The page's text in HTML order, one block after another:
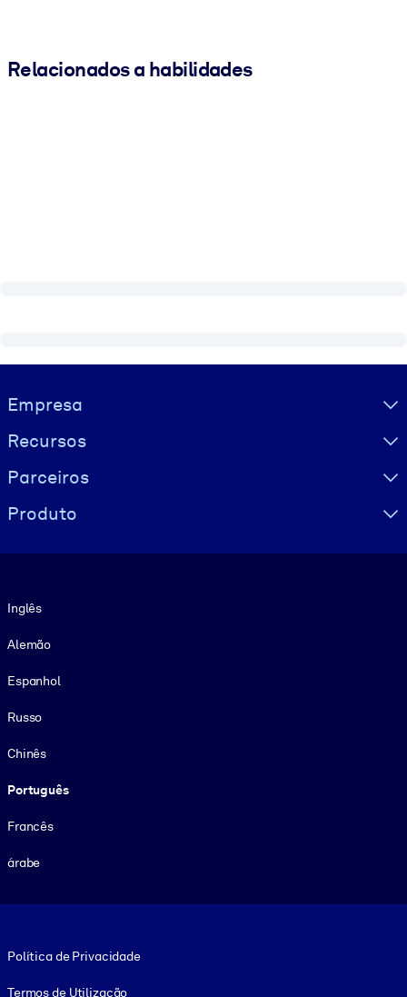
Relacionados a habilidades
Visually hidden Text
Empresa
Recursos
Parceiros
Produto
Inglês
Alemão
Espanhol
Russo
Chinês
Português
Francês
árabe
Política de Privacidade
Termos de Utilização